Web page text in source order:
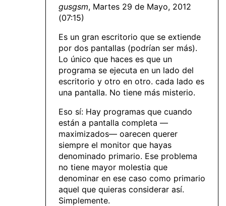
gusgsm, Martes 29 de Mayo, 2012
(07:15)
Es un gran escritorio que se extiende
por dos pantallas (podrían ser más).
Lo único que haces es que un
programa se ejecuta en un lado del
escritorio y otro en otro. cada lado es
una pantalla. No tiene más misterio.
Eso sí: Hay programas que cuando
están a pantalla completa —
maximizados— oarecen querer
siempre el monitor que hayas
denominado primario. Ese problema
no tiene mayor molestia que
denominar en ese caso como primario
aquel que quieras considerar así.
Simplemente.